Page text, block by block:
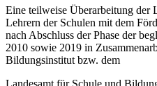
Eine teilweise Überarbeitung der
Lehrern der Schulen mit dem
nach Abschluss der Phase der
2010 sowie 2019 in
Bildungsinstitut bzw. dem
Landesamt für Schule und